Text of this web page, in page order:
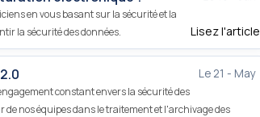
en vous basant sur la sécurité et la
la sécurité des données.
Lisez l'article
Le 21 - May
constant envers la sécurité des
nos équipes dans le traitement et l'archivage des